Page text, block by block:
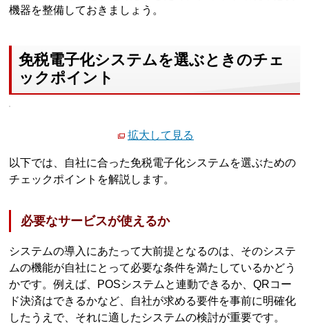
機器を整備しておきましょう。
免税電子化システムを選ぶときのチェ
ックポイント
拡大して見る
以下では、自社に合った免税電子化システムを選ぶための
チェックポイントを解説します。
必要なサービスが使えるか
システムの導入にあたって大前提となるのは、そのシステ
ムの機能が自社にとって必要な条件を満たしているかどう
かです。例えば、POSシステムと連動できるか、QRコー
ド決済はできるかなど、自社が求める要件を事前に明確化
したうえで、それに適したシステムの検討が重要です。